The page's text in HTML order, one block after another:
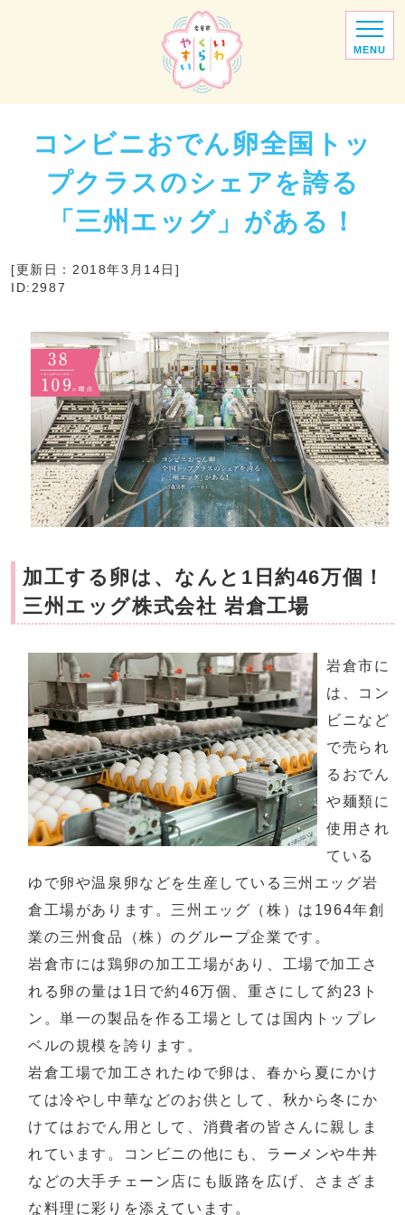
MENU
コンビニおでん卵全国トッ
プクラスのシェアを誇る
「三州エッグ」がある！
[更新日：2018年3月14日]
ID:2987
加工する卵は、なんと1日約46万個！
三州エッグ株式会社 岩倉工場
岩倉市に
は、コン
ビニなど
で売られ
るおでん
や麺類に
使用され
ている
ゆで卵や温泉卵などを生産している三州エッグ岩
倉工場があります。三州エッグ（株）は1964年創
業の三州食品（株）のグループ企業です。
岩倉市には鶏卵の加工工場があり、工場で加工さ
れる卵の量は1日で約46万個、重さにして約23ト
ン。単一の製品を作る工場としては国内トップレ
ベルの規模を誇ります。
岩倉工場で加工されたゆで卵は、春から夏にかけ
ては冷やし中華などのお供として、秋から冬にか
けてはおでん用として、消費者の皆さんに親しま
れています。コンビニの他にも、ラーメンや牛丼
などの大手チェーン店にも販路を広げ、さまざま
な料理に彩りを添えています。